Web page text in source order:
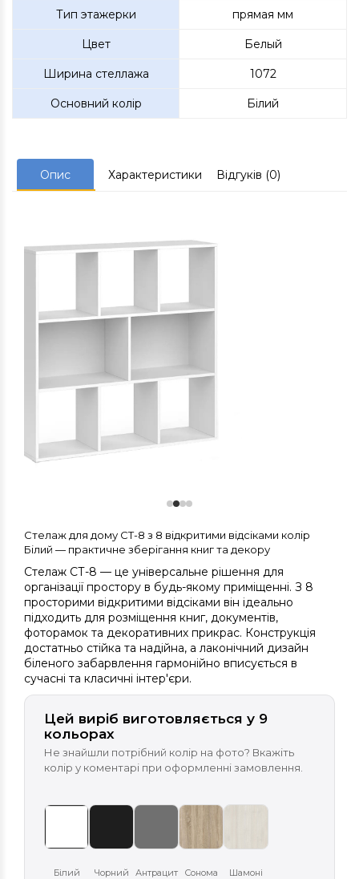
Тип этажерки прямая мм
Цвет Белый
Ширина стеллажа 1072
Основний колір Білий
Опис Характеристики Відгуків (0)
Стелаж для дому СТ-8 з 8 відкритими відсіками колір
Білий — практичне зберігання книг та декору
Стелаж СТ-8 — це універсальне рішення для
організації простору в будь-якому приміщенні. З 8
просторими відкритими відсіками він ідеально
підходить для розміщення книг, документів,
фоторамок та декоративних прикрас. Конструкція
достатньо стійка та надійна, а лаконічний дизайн
біленого забарвлення гармонійно вписується в
сучасні та класичні інтер'єри.
Цей виріб виготовляється у 9
кольорах
Не знайшли потрібний колір на фото? Вкажіть
колір у коментарі при оформленні замовлення.
Білий Чорний Антрацит Сонома Шамоні